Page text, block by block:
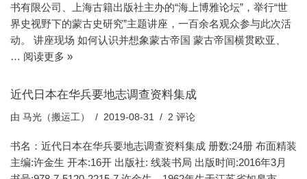
书有限公司、上海古籍出版社主办的“海上博雅论坛”，举行“世
界史视野下的蒙古史研究”主题讲座，一百余名观众参与此次活
动。 讲座现场 如何认识并想象蒙古帝国 蒙古帝国横贯欧亚、
… 阅读更多 »
近代日本在华兵要地志调查资料集成
由 马光（搬运工） 2019-08-31 2 评论
书名：近代日本在华兵要地志调查资料集成 册数:24册 布面精装
主编:许金生 开本:16开 出版社: 线装书局 出版时间:2016年3月